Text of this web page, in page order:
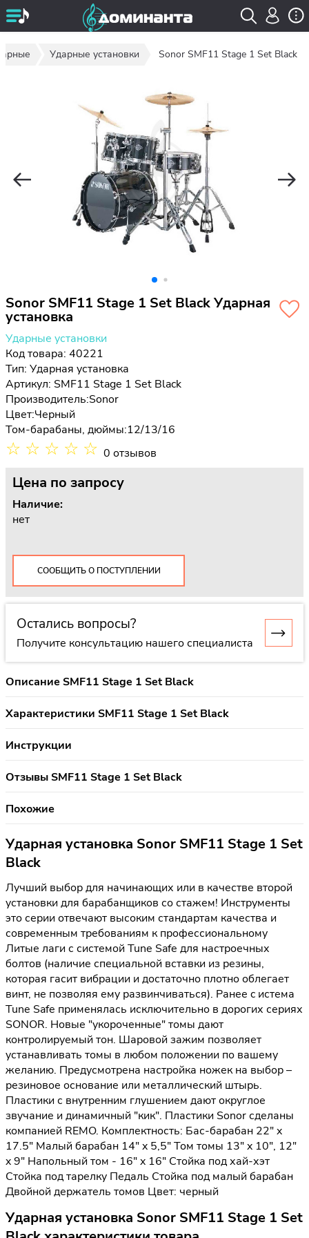
Ударные установки Sonor SMF11 Stage 1 Set Black
Sonor SMF11 Stage 1 Set Black Ударная
установка
Ударные установки
Код товара: 40221
Тип: Ударная установка
Артикул: SMF11 Stage 1 Set Black
Производитель:Sonor
Цвет:Черный
Том-барабаны, дюймы:12/13/16
☆ ☆ ☆ ☆ ☆ 0 отзывов
Цена по запросу
Наличие:
нет
СООБЩИТЬ О ПОСТУПЛЕНИИ
Остались вопросы?
Получите консультацию нашего специалиста
Описание SMF11 Stage 1 Set Black
Характеристики SMF11 Stage 1 Set Black
Инструкции
Отзывы SMF11 Stage 1 Set Black
Похожие
Ударная установка Sonor SMF11 Stage 1 Set
Black
Лучший выбор для начинающих или в качестве второй
установки для барабанщиков со стажем! Инструменты
это серии отвечают высоким стандартам качества и
современным требованиям к профессиональному
Литые лаги с системой Tune Safe для настроечных
болтов (наличие специальной вставки из резины,
которая гасит вибрации и достаточно плотно облегает
винт, не позволяя ему развинчиваться). Ранее c истема
Tune Safe применялась исключительно в дорогих сериях
SONOR. Новые "укороченные" томы дают
контролируемый тон. Шаровой зажим позволяет
устанавливать томы в любом положении по вашему
желанию. Предусмотрена настройка ножек на выбор –
резиновое основание или металлический штырь.
Пластики с внутренним глушением дают округлое
звучание и динамичный "кик". Пластики Sonor сделаны
компанией REMO. Комплектность: Бас-барабан 22" x
17.5" Малый барабан 14" x 5,5" Том томы 13" x 10", 12"
x 9" Напольный том - 16" x 16" Стойка под хай-хэт
Cтойка под тарелку Педаль Стойка под малый барабан
Двойной держатель томов Цвет: черный
Ударная установка Sonor SMF11 Stage 1 Set